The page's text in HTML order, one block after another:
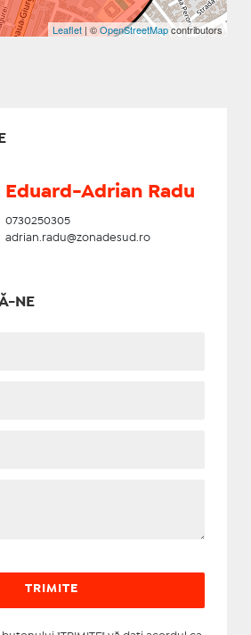
Leaflet | ©OpenStreetMapcontributors
Eduard-Adrian Radu
0730250305
adrian.radu@zonadesud.ro
NE